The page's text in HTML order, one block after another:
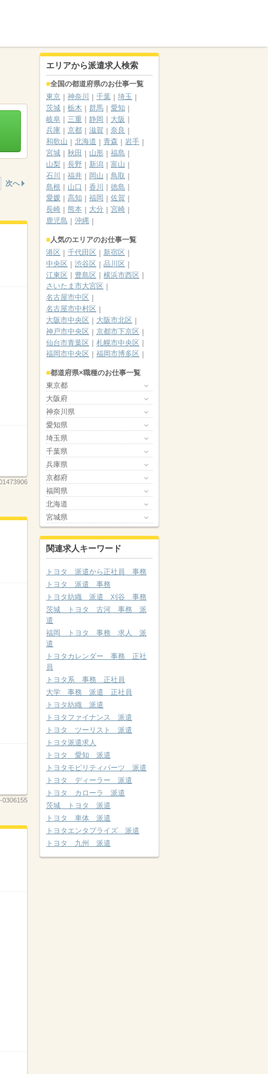
次へ
0306155
エリアから派遣求人検索
全国の都道府県のお仕事一覧
東京
神奈川 千葉
埼玉
茨城
栃木 群馬
愛知
岐阜
三重 静岡
大阪
兵庫
京都 滋賀
奈良
和歌山
北海道 青森
岩手
宮城
秋田 山形
福島
山梨
長野 新潟
富山
石川
福井 岡山
鳥取
島根
山口 香川
徳島
愛媛
高知 福岡
佐賀
長崎
熊本 大分
宮崎
鹿児島
沖縄
人気のエリアのお仕事一覧
港区
千代田区
新宿区
中央区
渋谷区
品川区
江東区
豊島区
横浜市西区
さいたま市大宮区
名古屋市中区
名古屋市中村区
大阪市中央区
大阪市北区
神戸市中央区
京都市下京区
仙台市青葉区
札幌市中央区
福岡市中央区
福岡市博多区
都道府県×職種のお仕事一覧
東京都
大阪府
神奈川県
愛知県
埼玉県
千葉県
兵庫県
京都府
福岡県
北海道
宮城県
関連求人キーワード
トヨタ 派遣から正社員 事務
トヨタ 派遣 事務
トヨタ紡織 派遣 刈谷 事務
茨城 トヨタ 古河 事務 派
遣
福岡 トヨタ 事務 求人 派
遣
トヨタカレンダー 事務 正社
員
トヨタ系 事務 正社員
大学 事務 派遣 正社員
トヨタ紡織 派遣
トヨタファイナンス 派遣
トヨタ ツーリスト 派遣
トヨタ派遣求人
トヨタ 愛知 派遣
トヨタモビリティパーツ 派遣
トヨタ ディーラー 派遣
トヨタ カローラ 派遣
茨城 トヨタ 派遣
トヨタ 車体 派遣
トヨタエンタプライズ 派遣
トヨタ 九州 派遣